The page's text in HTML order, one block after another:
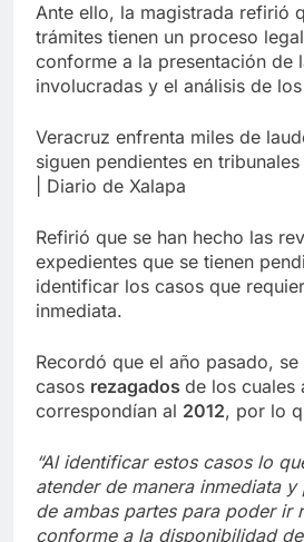
Ante ello, la magistrada refirió
trámites tienen un proceso
conforme a la presentación de
involucradas y el análisis de
Veracruz enfrenta miles de
siguen pendientes en
| Diario de Xalapa
Refirió que se han hecho las
expedientes que se tienen
identificar los casos que
inmediata.
Recordó que el año pasado,
casos rezagados de los cuales
correspondían al 2012, por lo
“Al identificar estos casos lo
atender de manera inmediata
de ambas partes para poder ir
conforme a la disponibilidad